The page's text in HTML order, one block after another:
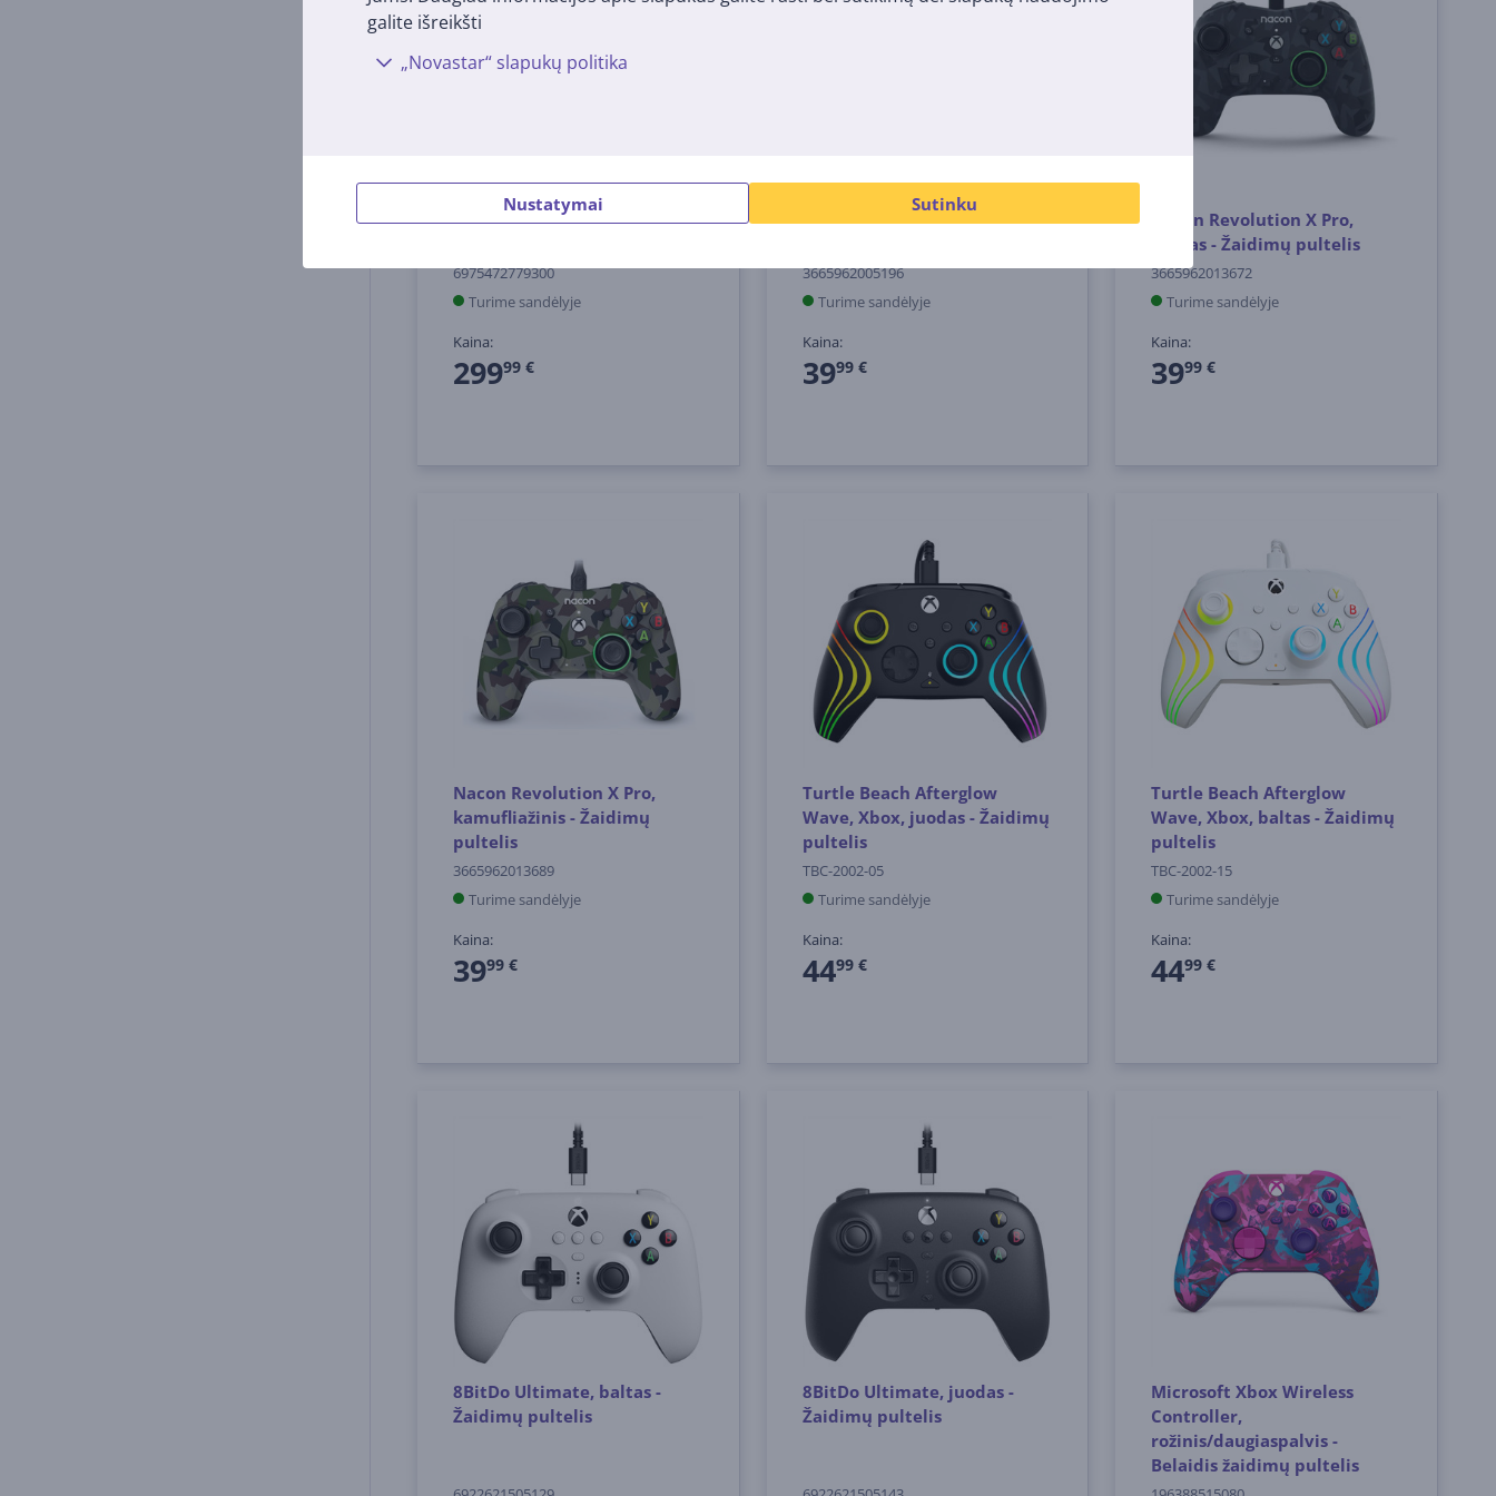
galite išreikšti
„Novastar“ slapukų politika
Nustatymai Sutinku
Simagic NEO X 330R, juodas -
6975472779300
Turime sandėlyje
Kaina:
29999 €
Nacon Revolution X Pro,
3665962005196
Turime sandėlyje
Kaina:
3999 €
Nacon Revolution X Pro,
juodas - Žaidimų pultelis
3665962013672
Turime sandėlyje
Kaina:
3999 €
Nacon Revolution X Pro,
kamufliažinis - Žaidimų
pultelis
3665962013689
Turime sandėlyje
Kaina:
3999 €
Turtle Beach Afterglow
Wave, Xbox, juodas - Žaidimų
pultelis
TBC-2002-05
Turime sandėlyje
Kaina:
4499 €
Turtle Beach Afterglow
Wave, Xbox, baltas - Žaidimų
pultelis
TBC-2002-15
Turime sandėlyje
Kaina:
4499 €
8BitDo Ultimate, baltas -
Žaidimų pultelis
8BitDo Ultimate, juodas -
Žaidimų pultelis
Microsoft Xbox Wireless
Controller,
rožinis/daugiaspalvis -
Belaidis žaidimų pultelis